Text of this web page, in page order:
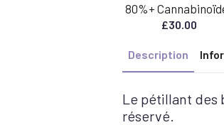
80%+
£30.00
Description
Le pétillant des
réservé.